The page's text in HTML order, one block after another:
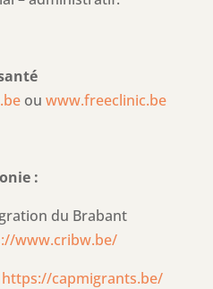
ou www.freeclinic.be
:
du Brabant
www.cribw.be/
https://capmigrants.be/